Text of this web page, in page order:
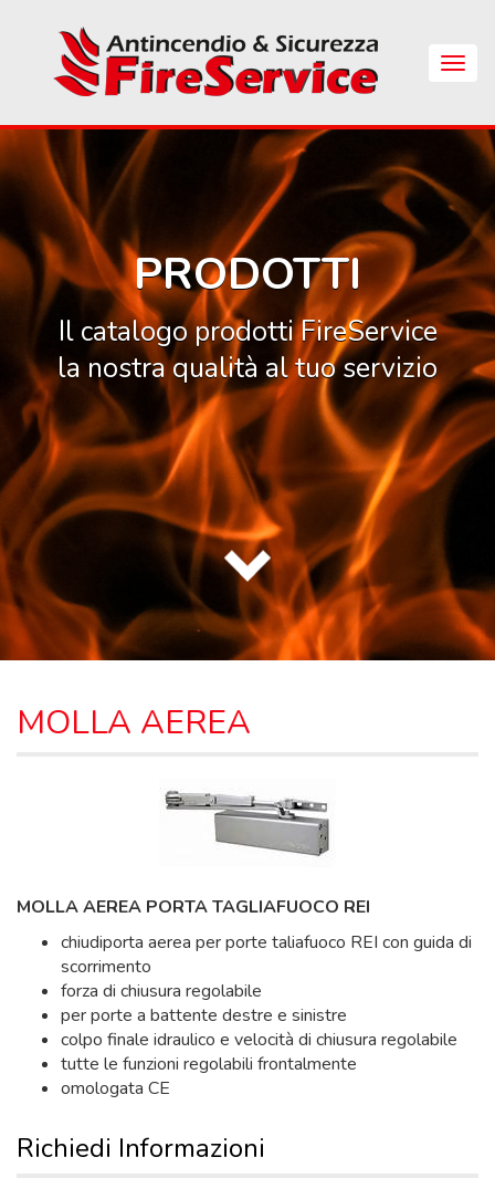
content
Apri
PRODOTTI
Il catalogo prodotti FireService
la nostra qualità al tuo servizio
MOLLA AEREA
MOLLA AEREA PORTA TAGLIAFUOCO REI
chiudiporta aerea per porte taliafuoco REI con guida di
scorrimento
forza di chiusura regolabile
per porte a battente destre e sinistre
colpo finale idraulico e velocità di chiusura regolabile
tutte le funzioni regolabili frontalmente
omologata CE
Richiedi Informazioni